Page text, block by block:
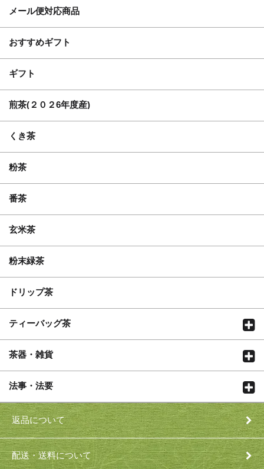
メール便対応商品
おすすめギフト
ギフト
煎茶(２０２6年度産)
くき茶
粉茶
番茶
玄米茶
粉末緑茶
ドリップ茶
ティーバッグ茶
茶器・雑貨
法事・法要
返品について
配送・送料について